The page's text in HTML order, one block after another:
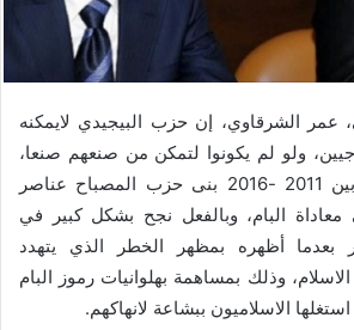
عمر الشرقاوي، إن حزب البيجيدي لايمكنه
ولو لم يكونوا لتمكن من صنعهم صنعا،
مذكرا الجميع أنه ما بين 2011 -2016 بنى حزب المصباح عناصر
البام، وبالفعل نجح بشكل كبير في
بعدما أظهره بمظهر الخطر الذي يتهدد
الاسلام، وذلك بمساهمة بهلوانيات رموز البام
الاسلاميون ببشاعة لانهاكهم.